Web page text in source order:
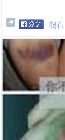
觀看